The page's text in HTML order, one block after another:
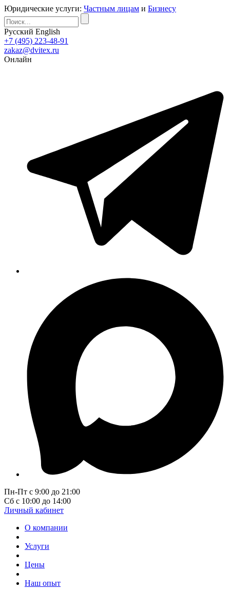
Юридические услуги: Частным лицам и Бизнесу
Русский English
+7 (495) 223-48-91
zakaz@dvitex.ru
Онлайн
Пн-Пт с 9:00 до 21:00
Сб с 10:00 до 14:00
Личный кабинет
О компании
Услуги
Цены
Наш опыт